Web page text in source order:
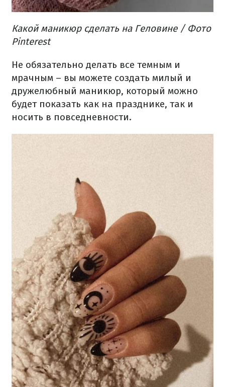
Какой маникюр сделать на Геловине / Фото
Pinterest
Не обязательно делать все темным и
мрачным – вы можете создать милый и
дружелюбный маникюр, который можно
будет показать как на празднике, так и
носить в повседневности.